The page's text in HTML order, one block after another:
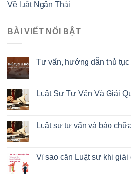
Về luật Ngân Thái
BÀI VIẾT NỔI BẬT
Tư vấn, hướng dẫn thủ
Luật Sư Tư Vấn Và Giải
Luật sư tư vấn và bào
Vì sao cần Luật sư khi giải